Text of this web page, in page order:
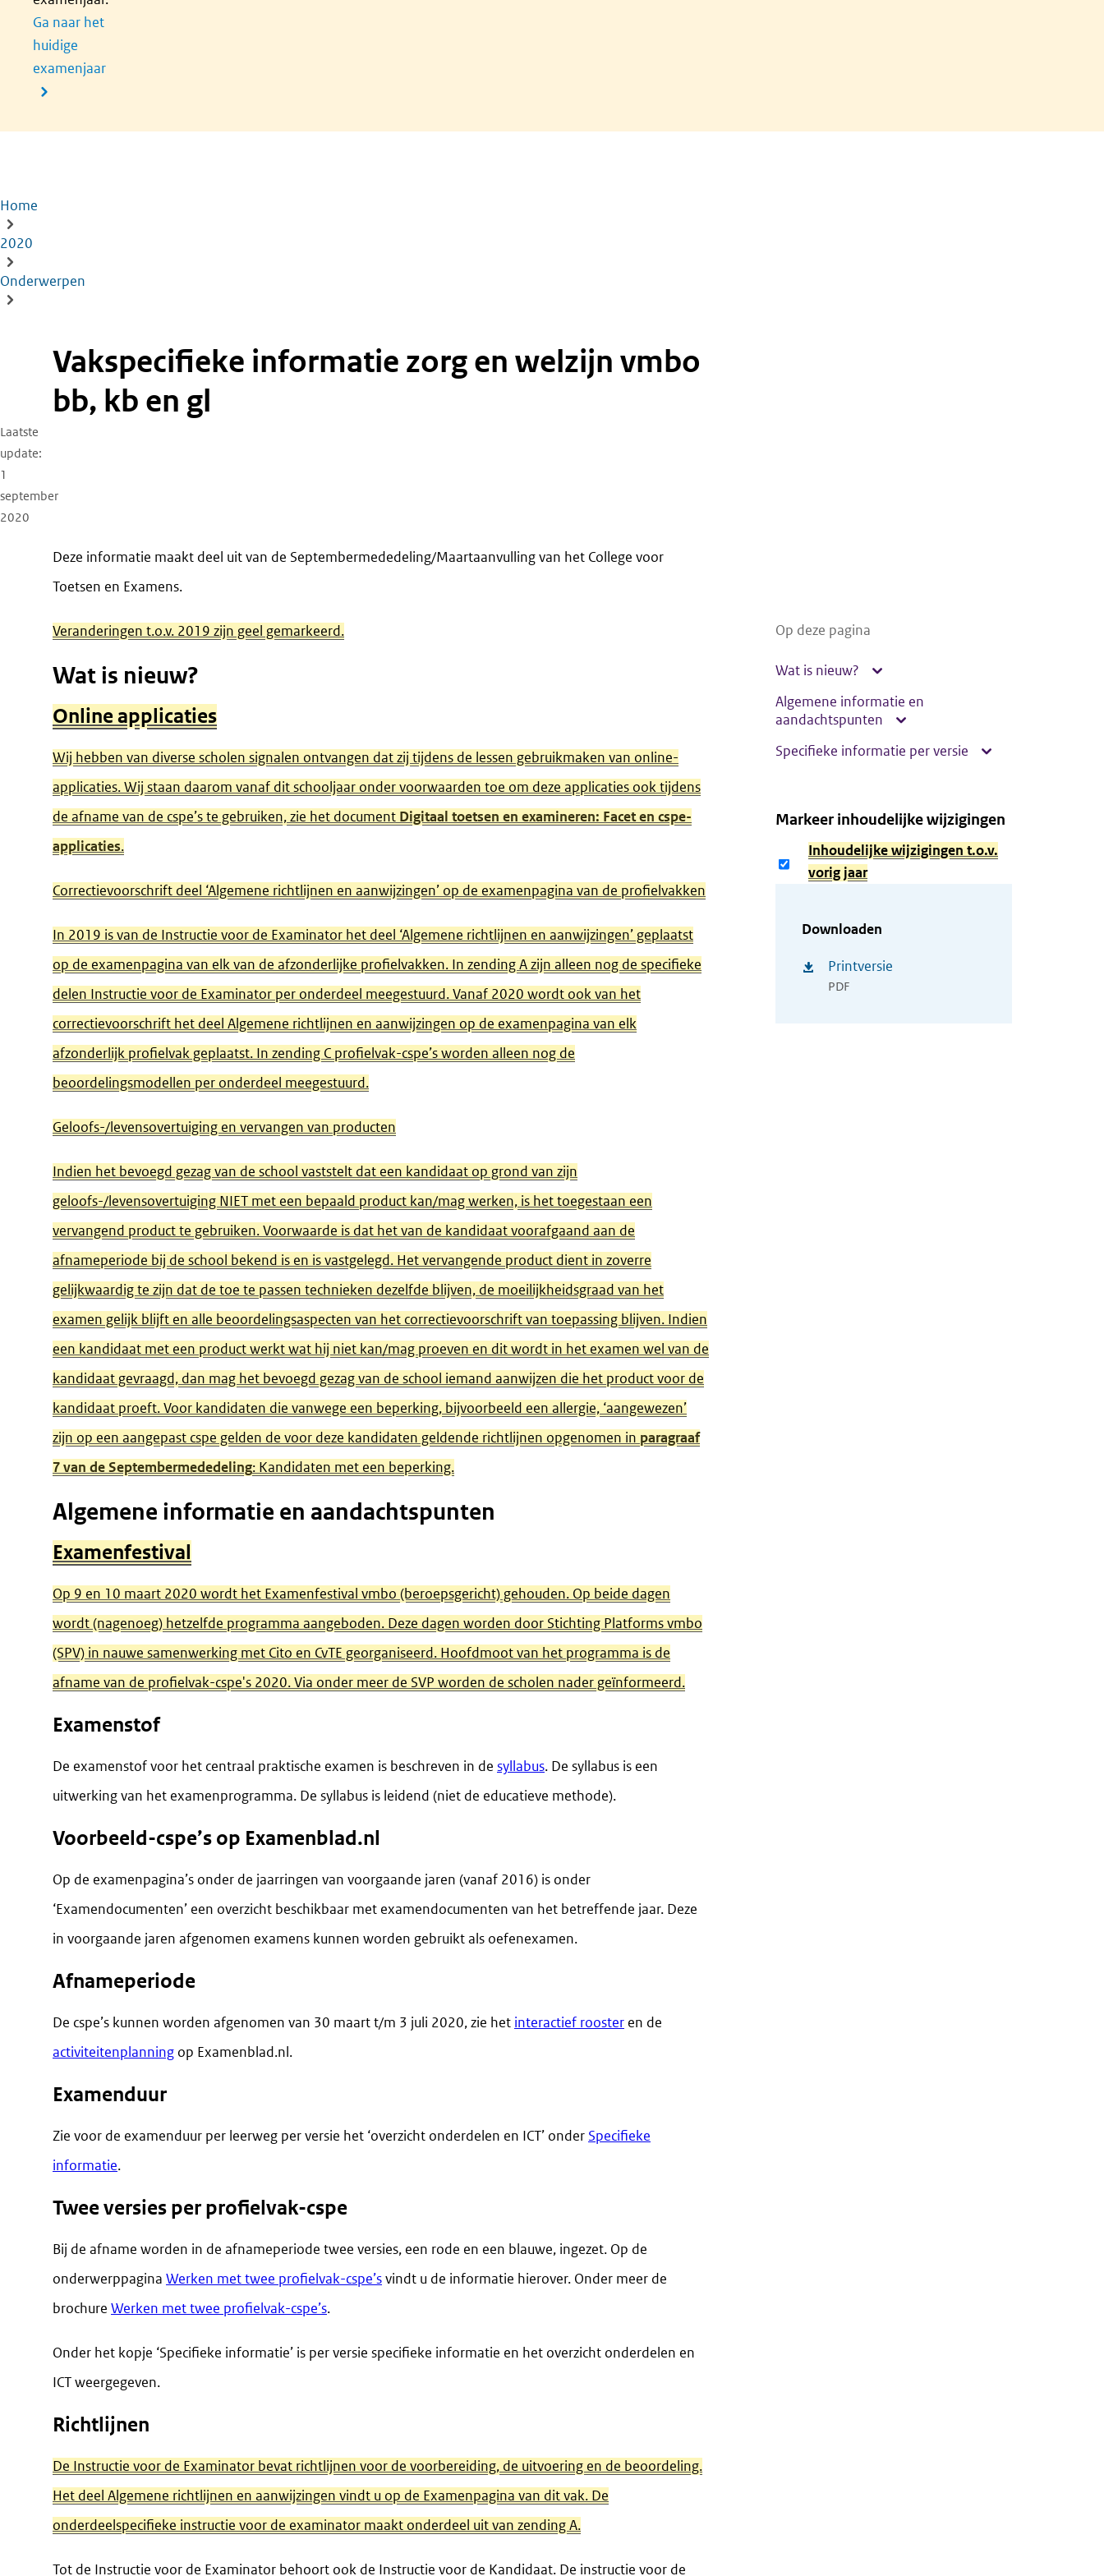
Ga naar het
huidige
examenjaar
Kruimelpad
Home
2020
Onderwerpen
Vakspecifieke informatie zorg en welzijn vmbo
bb, kb en gl
Laatste
update
1
september
2020
Op deze pagina
Wat is nieuw?
Algemene informatie en
aandachtspunten
Specifieke informatie per versie
Markeer inhoudelijke wijzigingen
Inhoudelijke wijzigingen t.o.v.
vorig jaar
Downloaden
Printversie
PDF
Deze informatie maakt deel uit van de Septembermededeling/Maartaanvulling van het College voor
Toetsen en Examens.
Veranderingen t.o.v. 2019 zijn geel gemarkeerd.
Wat is nieuw?
Online applicaties
Wij hebben van diverse scholen signalen ontvangen dat zij tijdens de lessen gebruikmaken van online-
applicaties. Wij staan daarom vanaf dit schooljaar onder voorwaarden toe om deze applicaties ook tijdens
de afname van de cspe’s te gebruiken, zie het document Digitaal toetsen en examineren: Facet en cspe-
applicaties.
Correctievoorschrift deel ‘Algemene richtlijnen en aanwijzingen’ op de examenpagina van de profielvakken
In 2019 is van de Instructie voor de Examinator het deel ‘Algemene richtlijnen en aanwijzingen’ geplaatst
op de examenpagina van elk van de afzonderlijke profielvakken. In zending A zijn alleen nog de specifieke
delen Instructie voor de Examinator per onderdeel meegestuurd. Vanaf 2020 wordt ook van het
correctievoorschrift het deel Algemene richtlijnen en aanwijzingen op de examenpagina van elk
afzonderlijk profielvak geplaatst. In zending C profielvak-cspe’s worden alleen nog de
beoordelingsmodellen per onderdeel meegestuurd.
Geloofs-/levensovertuiging en vervangen van producten
Indien het bevoegd gezag van de school vaststelt dat een kandidaat op grond van zijn
geloofs-/levensovertuiging NIET met een bepaald product kan/mag werken, is het toegestaan een
vervangend product te gebruiken. Voorwaarde is dat het van de kandidaat voorafgaand aan de
afnameperiode bij de school bekend is en is vastgelegd. Het vervangende product dient in zoverre
gelijkwaardig te zijn dat de toe te passen technieken dezelfde blijven, de moeilijkheidsgraad van het
examen gelijk blijft en alle beoordelingsaspecten van het correctievoorschrift van toepassing blijven. Indien
een kandidaat met een product werkt wat hij niet kan/mag proeven en dit wordt in het examen wel van de
kandidaat gevraagd, dan mag het bevoegd gezag van de school iemand aanwijzen die het product voor de
kandidaat proeft. Voor kandidaten die vanwege een beperking, bijvoorbeeld een allergie, ‘aangewezen’
zijn op een aangepast cspe gelden de voor deze kandidaten geldende richtlijnen opgenomen in paragraaf
7 van de Septembermededeling: Kandidaten met een beperking.
Algemene informatie en aandachtspunten
Examenfestival
Op 9 en 10 maart 2020 wordt het Examenfestival vmbo (beroepsgericht) gehouden. Op beide dagen
wordt (nagenoeg) hetzelfde programma aangeboden. Deze dagen worden door Stichting Platforms vmbo
(SPV) in nauwe samenwerking met Cito en CvTE georganiseerd. Hoofdmoot van het programma is de
afname van de profielvak-cspe's 2020. Via onder meer de SVP worden de scholen nader geïnformeerd.
Examenstof
De examenstof voor het centraal praktische examen is beschreven in de syllabus. De syllabus is een
uitwerking van het examenprogramma. De syllabus is leidend (niet de educatieve methode).
Voorbeeld-cspe’s op Examenblad.nl
Op de examenpagina’s onder de jaarringen van voorgaande jaren (vanaf 2016) is onder
‘Examendocumenten’ een overzicht beschikbaar met examendocumenten van het betreffende jaar. Deze
in voorgaande jaren afgenomen examens kunnen worden gebruikt als oefenexamen.
Afnameperiode
De cspe’s kunnen worden afgenomen van 30 maart t/m 3 juli 2020, zie het interactief rooster en de
activiteitenplanning op Examenblad.nl.
Examenduur
Zie voor de examenduur per leerweg per versie het ‘overzicht onderdelen en ICT’ onder Specifieke
informatie.
Twee versies per profielvak-cspe
Bij de afname worden in de afnameperiode twee versies, een rode en een blauwe, ingezet. Op de
onderwerppagina Werken met twee profielvak-cspe’svindt u de informatie hierover. Onder meer de
brochure Werken met twee profielvak-cspe’s.
Onder het kopje ‘Specifieke informatie’ is per versie specifieke informatie en het overzicht onderdelen en
ICT weergegeven.
Richtlijnen
De Instructie voor de Examinator bevat richtlijnen voor de voorbereiding, de uitvoering en de beoordeling.
Het deel Algemene richtlijnen en aanwijzingen vindt u op de Examenpagina van dit vak. De
onderdeelspecifieke instructie voor de examinator maakt onderdeel uit van zending A.
Tot de Instructie voor de Examinator behoort ook de Instructie voor de Kandidaat. De instructie voor de